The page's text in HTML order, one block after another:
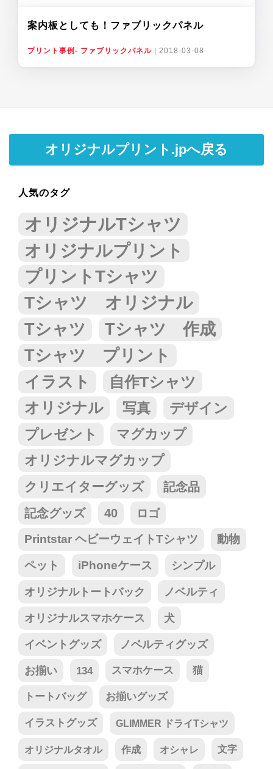
案内板としても！ファブリックパネル
プリント事例- ファブリックパネル | 2018-03-08
オリジナルプリント.jpへ戻る
人気のタグ
オリジナルTシャツ
オリジナルプリント
プリントTシャツ
Tシャツ オリジナル
Tシャツ
Tシャツ 作成
Tシャツ プリント
イラスト 自作Tシャツ
オリジナル 写真
デザイン
プレゼント
マグカップ
オリジナルマグカップ
クリエイターグッズ
記念品
記念グッズ
40 ロゴ
Printstar ヘビーウェイトTシャツ 動物
ペット iPhoneケース シンプル
オリジナルトートバック ノベルティ
オリジナルスマホケース 犬
イベントグッズ ノベルティグッズ
お揃い 134 スマホケース 猫
トートバッグ お揃いグッズ
イラストグッズ GLIMMER ドライTシャツ
オリジナルタオル 作成 オシャレ 文字